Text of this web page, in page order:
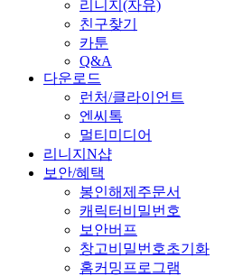
리니지(자유)
친구찾기
카툰
Q&A
다운로드
런처/클라이언트
엔씨톡
멀티미디어
리니지N샵
보안/혜택
봉인해제주문서
캐릭터비밀번호
보안버프
창고비밀번호초기화
홈커밍프로그램